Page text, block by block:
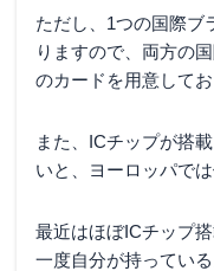
ただし、1つの国際ブ
りますので、両方の
のカードを用意してお
また、ICチップが搭
いと、ヨーロッパで
最近はほぼICチップ
一度自分が持ってい